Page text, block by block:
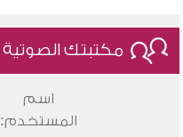
مكتبتك الصوتية
اسم
المستخدم: